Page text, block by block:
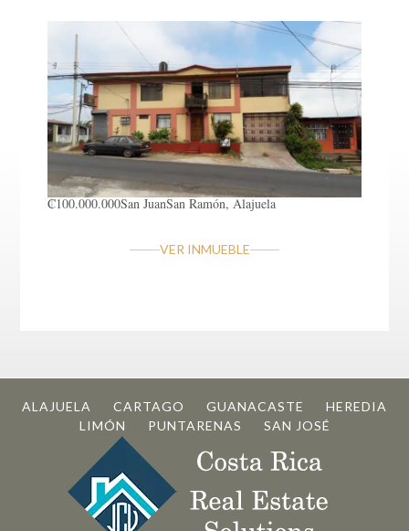
₡100.000.000San JuanSan Ramón, Alajuela
VER INMUEBLE
ALAJUELA CARTAGO GUANACASTE
HEREDIA
LIMÓN
PUNTARENAS SAN JOSÉ